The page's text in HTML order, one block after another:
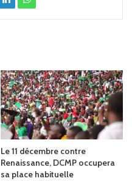
Le 11 décembre contre
Renaissance, DCMP occupera
sa place habituelle